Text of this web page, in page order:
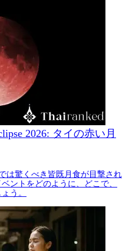
2026: タイの赤い月
は驚くべき皆既月食が目撃され
ントをどのように、どこで、
う。